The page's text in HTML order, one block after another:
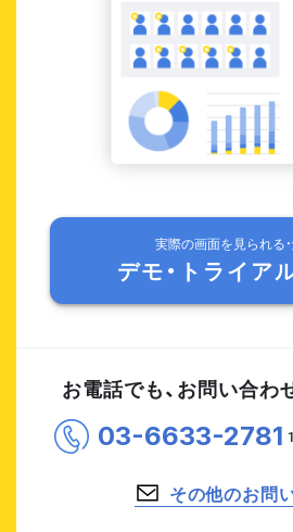
実際の画面を見られる
デモ・トライア
お電話でも、お問い合わ
03-6633-2781
その他のお問